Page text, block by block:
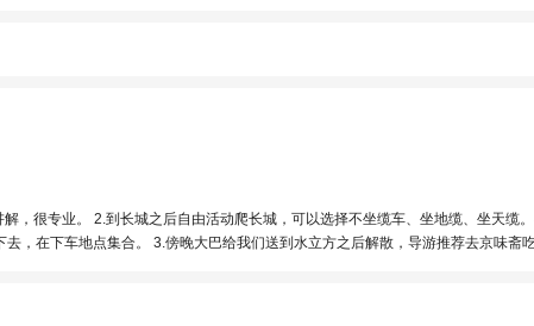
，很专业。 2.到长城之后自由活动爬长城，可以选择不坐缆车、坐地缆、坐天缆
，在下车地点集合。 3.傍晚大巴给我们送到水立方之后解散，导游推荐去京味斋